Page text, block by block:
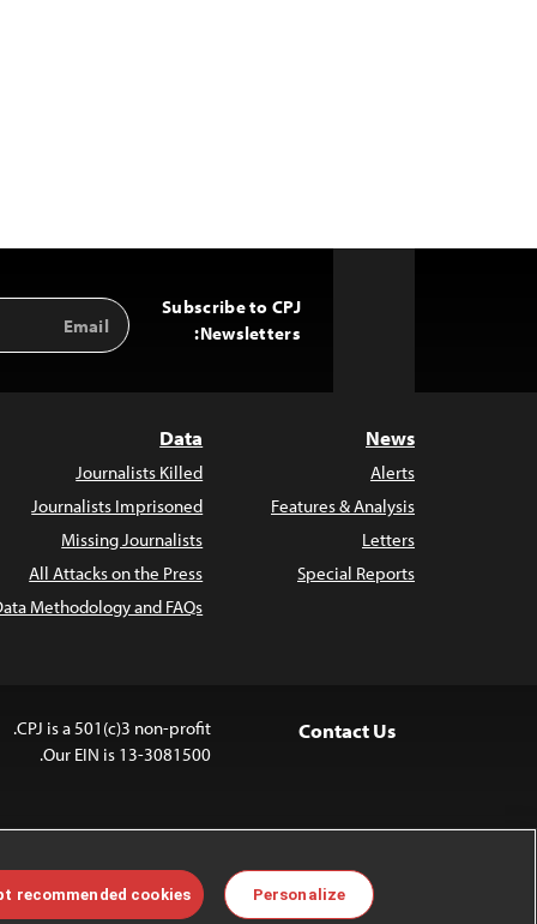
Subscribe to CPJ
Newsletters:
Email
Address
News
Alerts
Features & Analysis
Letters
Special Reports
Data
Journalists Killed
Journalists Imprisoned
Missing Journalists
All Attacks on the Press
Methodology and FAQs
Contact Us
CPJ is a 501(c)3 non-profit.
Our EIN is 13-3081500.
is licensed under aCreative CommonsPersonalize
recommended cookies